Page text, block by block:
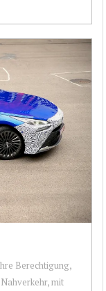
Berechtigung,
mit